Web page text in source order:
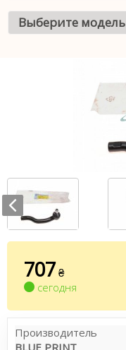
Выберите модель
707 ₴
сегодня
Производитель
BLUE PRINT